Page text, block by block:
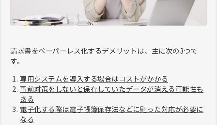
請求書をペーパーレス化するデメリットは、主に次の3つで
す。
専用システムを導入する場合はコストがかかる
事前対策をしないと保存していたデータが消える可能性も
ある
電子化する際は電子帳簿保存法などに則った対応が必要に
なる